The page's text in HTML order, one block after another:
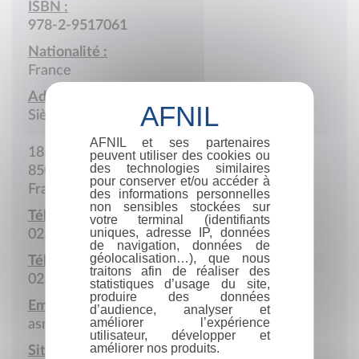
ISBN :
978-2-9517061
Nationalité :
France
Adresse :
Siège social
185 Boulevard Aristide-Briand
85000 La Roche-sur-Yon
France
Téléphone :
02.51.07.02.13
Télécopie :
02.51.46.28.81
Email :
asn.sevrenantaise@wanadoo.fr
Site Internet :
AFNIL et ses partenaires
peuvent utiliser des cookies ou
des technologies similaires
pour conserver et/ou accéder à
des informations personnelles
non sensibles stockées sur
votre terminal (identifiants
uniques, adresse IP, données
de navigation, données de
géolocalisation…), que nous
traitons afin de réaliser des
statistiques d’usage du site,
produire des données
d’audience, analyser et
améliorer l’expérience
utilisateur, développer et
améliorer nos produits.